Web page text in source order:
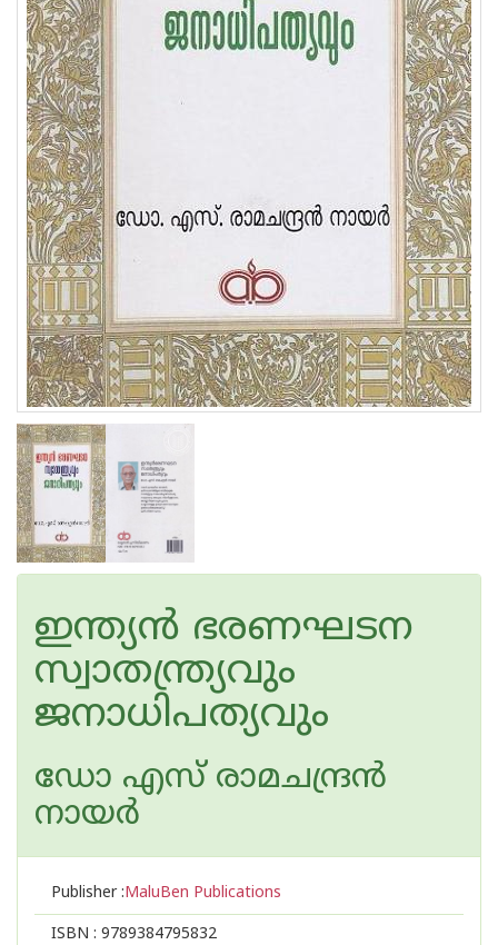
ഇന്ത്യൻ ഭരണഘടന
സ്വാതന്ത്ര്യവും
ജനാധിപത്യവും
ഡോ എസ് രാമചന്ദ്രന്‍
നായര്‍
Publisher :MaluBen Publications
ISBN : 9789384795832